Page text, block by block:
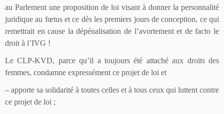
au Parlement une proposition de loi visant à donner la personnalité
juridique au fœtus et ce dès les premiers jours de conception, ce qui
remettrait en cause la dépénalisation de l’avortement et de facto le
droit à l’IVG !
Le CLP-KVD, parce qu’il a toujours été attaché aux droits des
femmes, condamne expressément ce projet de loi et
– apporte sa solidarité à toutes celles et à tous ceux qui luttent contre
ce projet de loi ;